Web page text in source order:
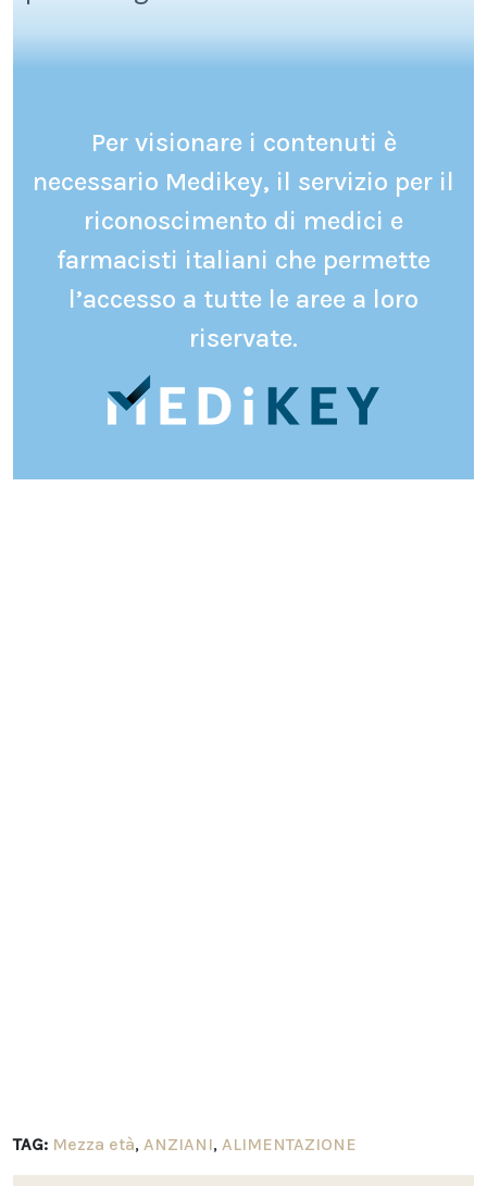
Per visionare i contenuti è
necessario Medikey, il servizio per il
riconoscimento di medici e
farmacisti italiani che permette
l’accesso a tutte le aree a loro
riservate.
TAG: Mezza età, ANZIANI, ALIMENTAZIONE